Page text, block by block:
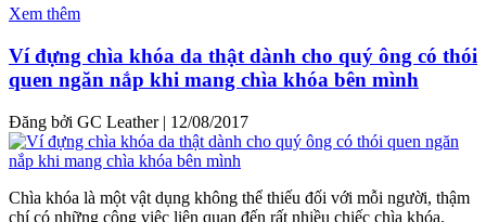
Xem thêm
Ví đựng chìa khóa da thật dành cho quý ông có thói
quen ngăn nắp khi mang chìa khóa bên mình
Đăng bởi GC Leather | 12/08/2017
Chìa khóa là một vật dụng không thể thiếu đối với mỗi người, thậm
chí có những công việc liên quan đến rất nhiều chiếc chìa khóa.